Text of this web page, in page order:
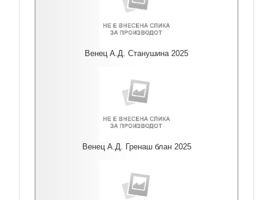
Венец А.Д. Станушина 2025
Венец А.Д. Гренаш блан 2025